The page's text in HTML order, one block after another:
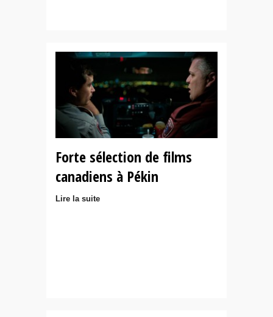
Forte sélection de films
canadiens à Pékin
Lire la suite